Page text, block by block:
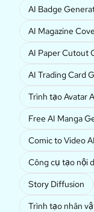
AI Badge
AI Magazine
AI Paper Cutout
AI Trading Card
Trình tạo Avatar
Free AI Manga
Comic to Video AI
Công cụ tạo nội
Story Diffusion
Trình tạo nhân